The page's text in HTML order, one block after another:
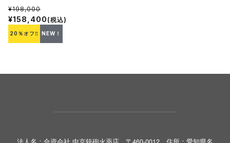
¥198,000
¥158,400 (税込)
20％オフ‼ NEW！